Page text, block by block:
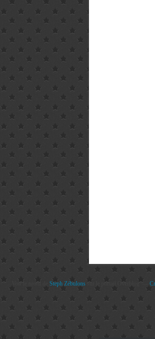
Voir le profil de Steph Zébulonssur le portail Overblog